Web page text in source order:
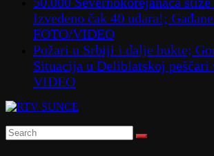
Izvedeno čak 40 udara!;
FOTO/VIDEO
Požari u Srbiji i dalje bukte;
Situacija u Deliblatskoj peščari
VIDEO